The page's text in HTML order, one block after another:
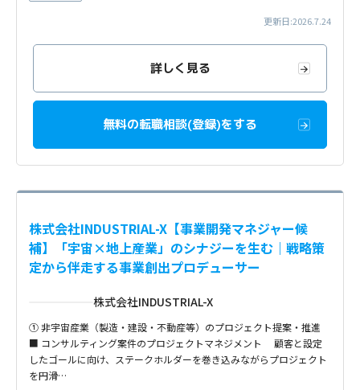
更新日:2026.7.24
詳しく見る
無料の転職相談(登録)をする
株式会社INDUSTRIAL-X【事業開発マネジャー候
補】「宇宙×地上産業」のシナジーを生む｜戦略策
定から伴走する事業創出プロデューサー
株式会社INDUSTRIAL-X
① 非宇宙産業（製造・建設・不動産等）のプロジェクト提案・推進
■ コンサルティング案件のプロジェクトマネジメント 顧客と設定
したゴールに向け、ステークホルダーを巻き込みながらプロジェクト
を円滑…